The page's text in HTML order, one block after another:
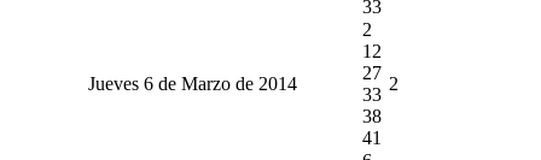
33
Jueves 6 de Marzo de 2014
2
12
27
33
38
41
2